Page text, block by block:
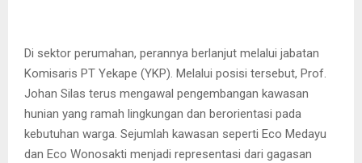
Di sektor perumahan, perannya berlanjut melalui jabatan
Komisaris PT Yekape (YKP). Melalui posisi tersebut, Prof.
Johan Silas terus mengawal pengembangan kawasan
hunian yang ramah lingkungan dan berorientasi pada
kebutuhan warga. Sejumlah kawasan seperti Eco Medayu
dan Eco Wonosakti menjadi representasi dari gagasan